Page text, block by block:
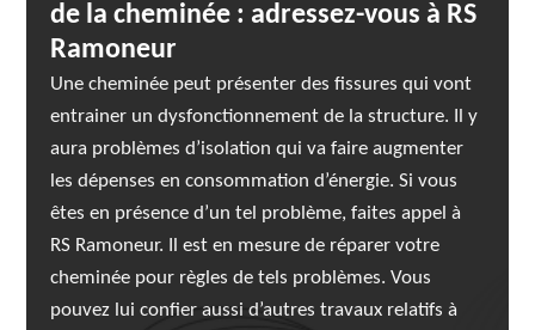
de la cheminée : adressez-vous à RS
Ramoneur
Une cheminée peut présenter des fissures qui vont
entrainer un dysfonctionnement de la structure. Il y
aura problèmes d’isolation qui va faire augmenter
les dépenses en consommation d’énergie. Si vous
êtes en présence d’un tel problème, faites appel à
RS Ramoneur. Il est en mesure de réparer votre
cheminée pour règles de tels problèmes. Vous
pouvez lui confier aussi d’autres travaux relatifs à